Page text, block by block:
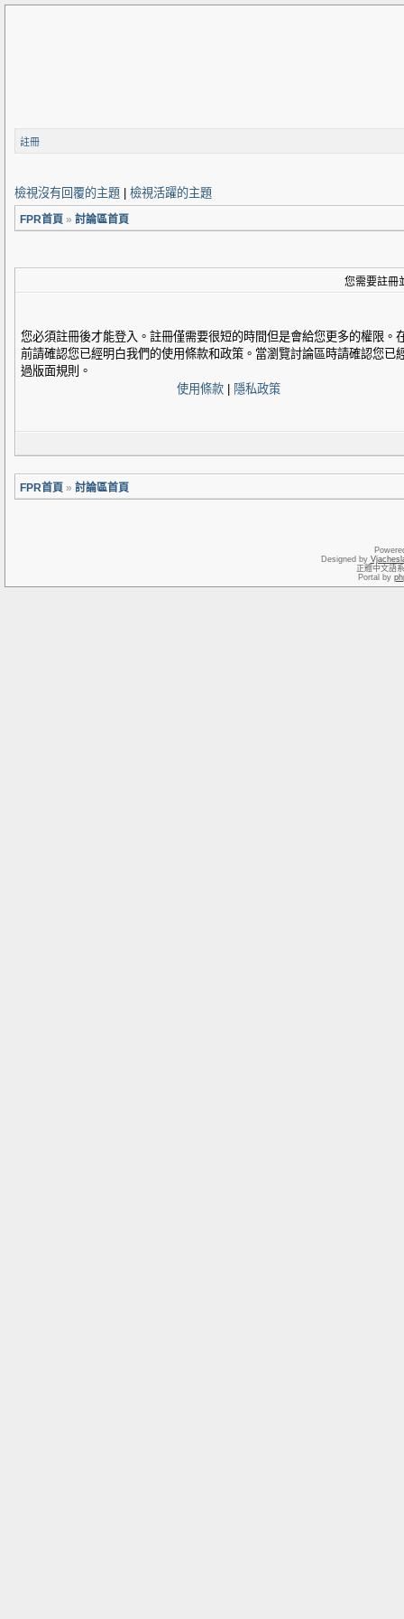
註冊
檢視沒有回覆的主題 檢視活躍的主題
FPR首頁 » 討論區首頁
您需要註冊
您必須註冊後才能登入。註冊僅需要很短的時間但是會給您更多的權限。
前請確認您已經明白我們的使用條款和政策。當瀏覽討論區時請確認您已
過版面規則。
使用條款
隱私政策
FPR首頁 » 討論區首頁
Designed by
正體中文語
Portal by